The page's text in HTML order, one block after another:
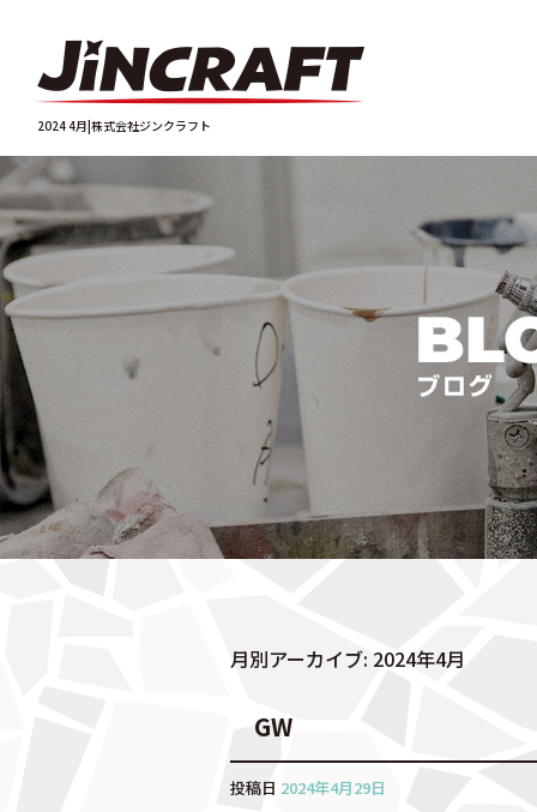
2024 4月|株式会社ジンクラフト
月別アーカイブ: 2024年4月
GW
投稿日 2024年4月29日